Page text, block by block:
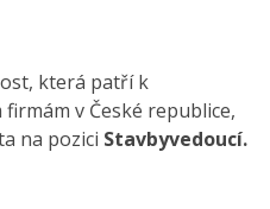
která patří k
v České republice,
na pozici Stavbyvedoucí.